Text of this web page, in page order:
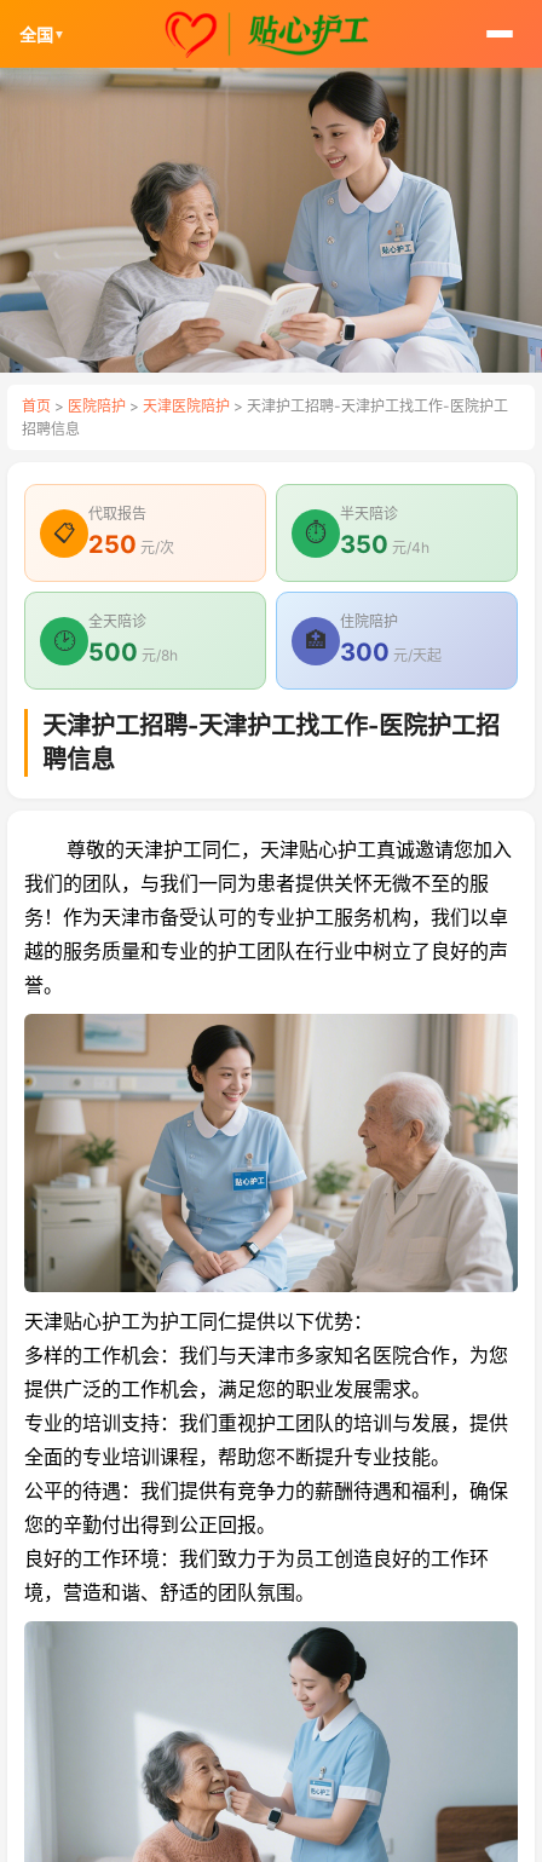
全国 ▼
首页 > 医院陪护 > 天津医院陪护 > 天津护工招聘-天津护工找工作-医院护工
招聘信息
📋
代取报告
250 元/次
⏱
半天陪诊
350 元/4h
🕑
全天陪诊
500 元/8h
🏥
住院陪护
300 元/天起
天津护工招聘-天津护工找工作-医院护工招
聘信息
尊敬的天津护工同仁，天津贴心护工真诚邀请您加入
我们的团队，与我们一同为患者提供关怀无微不至的服
务！作为天津市备受认可的专业护工服务机构，我们以卓
越的服务质量和专业的护工团队在行业中树立了良好的声
誉。
天津贴心护工为护工同仁提供以下优势：
多样的工作机会：我们与天津市多家知名医院合作，为您
提供广泛的工作机会，满足您的职业发展需求。
专业的培训支持：我们重视护工团队的培训与发展，提供
全面的专业培训课程，帮助您不断提升专业技能。
公平的待遇：我们提供有竞争力的薪酬待遇和福利，确保
您的辛勤付出得到公正回报。
良好的工作环境：我们致力于为员工创造良好的工作环
境，营造和谐、舒适的团队氛围。